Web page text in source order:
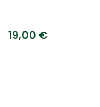
19,00 €